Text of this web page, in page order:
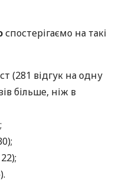
спостерігаємо на такі
(281 відгук на одну
більше, ніж в